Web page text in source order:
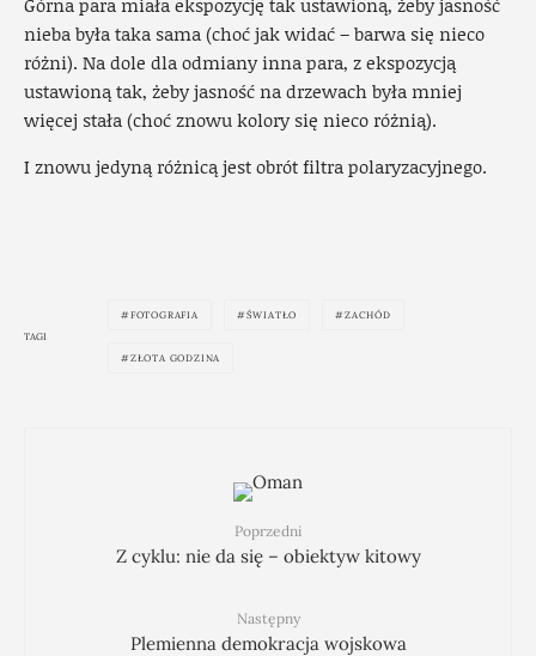
nieba była taka sama (choć jak widać – barwa się nieco
różni). Na dole dla odmiany inna para, z ekspozycją
ustawioną tak, żeby jasność na drzewach była mniej
więcej stała (choć znowu kolory się nieco różnią).
I znowu jedyną różnicą jest obrót filtra polaryzacyjnego.
TAGI
FOTOGRAFIA ŚWIATŁO ZACHÓD
ZŁOTA GODZINA
Poprzedni
Z cyklu: nie da się – obiektyw kitowy
Następny
Plemienna demokracja wojskowa